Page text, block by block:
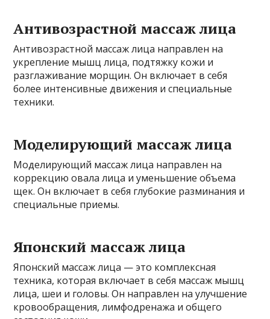
Антивозрастной массаж лица
Антивозрастной массаж лица направлен на
укрепление мышц лица, подтяжку кожи и
разглаживание морщин. Он включает в себя
более интенсивные движения и специальные
техники.
Моделирующий массаж лица
Моделирующий массаж лица направлен на
коррекцию овала лица и уменьшение объема
щек. Он включает в себя глубокие разминания и
специальные приемы.
Японский массаж лица
Японский массаж лица — это комплексная
техника, которая включает в себя массаж мышц
лица, шеи и головы. Он направлен на улучшение
кровообращения, лимфодренажа и общего